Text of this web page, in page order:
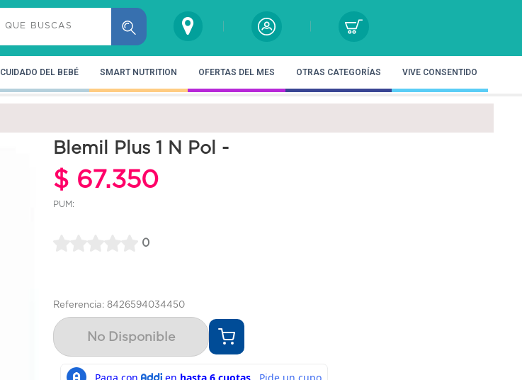
CUIDADO DEL BEBÉ SMART NUTRITION OFERTAS DEL MES OTRAS CATEGORÍAS VIVE CONSENTIDO
Blemil Plus 1 N Pol -
$ 67.350
PUM:
0
Referencia: 8426594034450
No Disponible